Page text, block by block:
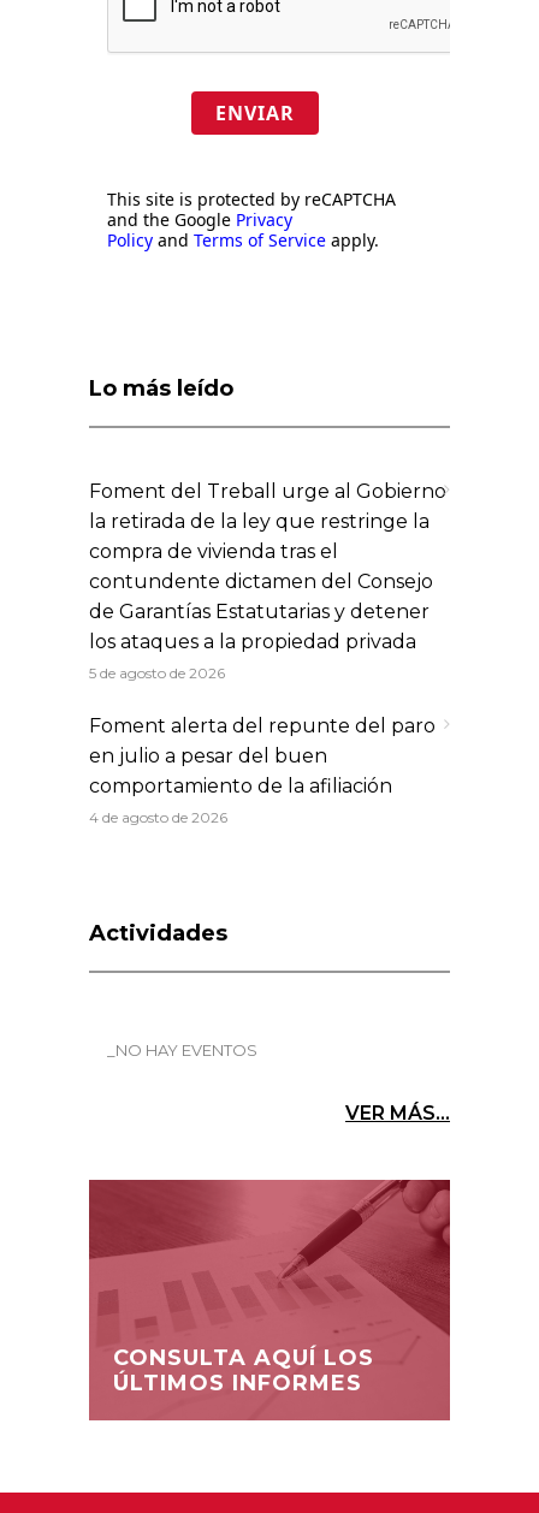
ENVIAR
This site is protected by reCAPTCHA
and the Google Privacy
Policy and Terms of Service apply.
Lo más leído
Foment del Treball urge al Gobierno
la retirada de la ley que restringe la
compra de vivienda tras el
contundente dictamen del Consejo
de Garantías Estatutarias y detener
los ataques a la propiedad privada
5 de agosto de 2026
Foment alerta del repunte del paro
en julio a pesar del buen
comportamiento de la afiliación
4 de agosto de 2026
Actividades
_NO HAY EVENTOS
VER MÁS...
CONSULTA AQUÍ LOS
ÚLTIMOS INFORMES